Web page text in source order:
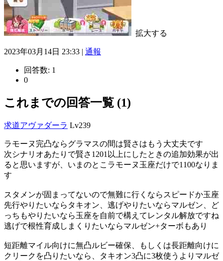
拡大する
2023年03月14日 23:33 | 通報
回答数: 1
0
これまでの回答一覧 (1)
求道アヴァダーラ Lv239
ラモーヌ完凸ならグラマスの間は賢さはもう大丈夫です
次シナリオあたりで賢さ1201以上にしたときの追加効果が出
ると思いますが、いまのとこラモーヌ玉座だけで1100なりま
す
スタメンが固まってないので無難に行くならスピードか玉座
先行やりたいならタキオン、逃げやりたいならマルゼン、ど
っちもやりたいなら玉座を自前で構えてレンタル解放ですね
逃げで根性育成しまくりたいならマルゼン+ターボもあり
短距離マイル向けに無凸ルビー確保、もしくは長距離向けに
クリークを凸りたいなら、タキオン3凸に3枚使うよりマルゼ